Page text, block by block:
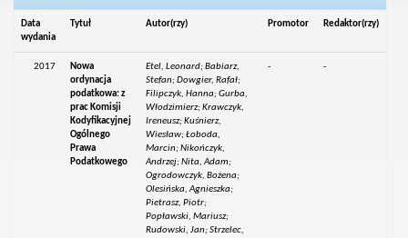
Data
wydania
Tytuł Autor(rzy) Promotor Redaktor(rzy)
2017
Nowa
ordynacja
podatkowa: z
prac Komisji
Kodyfikacyjnej
Ogólnego
Prawa
Podatkowego
Etel, Leonard; Babiarz,
Stefan; Dowgier, Rafał;
Filipczyk, Hanna; Gurba,
Włodzimierz; Krawczyk,
Ireneusz; Kuśnierz,
Wiesław; Łoboda,
Marcin; Nikończyk,
Andrzej; Nita, Adam;
Ogrodowczyk, Bożena;
Olesińska, Agnieszka;
Pietrasz, Piotr;
Popławski, Mariusz;
Rudowski, Jan; Strzelec,
- -